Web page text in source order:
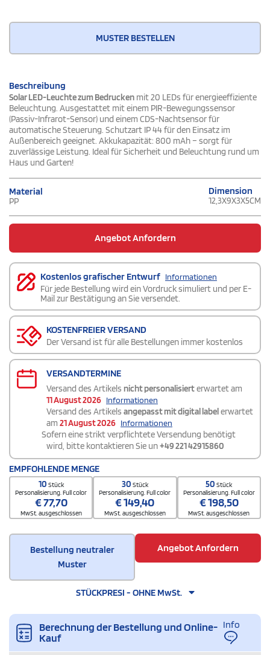
MUSTER BESTELLEN
Beschreibung
Solar LED-Leuchte zum Bedrucken mit 20 LEDs für energieeffiziente
Beleuchtung. Ausgestattet mit einem PIR-Bewegungssensor
(Passiv-Infrarot-Sensor) und einem CDS-Nachtsensor für
automatische Steuerung. Schutzart IP 44 für den Einsatz im
Außenbereich geeignet. Akkukapazität: 800 mAh – sorgt für
zuverlässige Leistung. Ideal für Sicherheit und Beleuchtung rund um
Haus und Garten!
Material
PP
Dimension
12,3X9X3X5CM
Angebot Anfordern
Kostenlos grafischer Entwurf Informationen
Für jede Bestellung wird ein Vordruck simuliert und per E-
Mail zur Bestätigung an Sie versendet.
KOSTENFREIER VERSAND
Der Versand ist für alle Bestellungen immer kostenlos
VERSANDTERMINE
Versand des Artikels nicht personalisierterwartet am
11 August 2026 Informationen
Versand des Artikels angepasst mit digital label erwartet
am 21 August 2026 Informationen
Sofern eine strikt verpflichtete Versendung benötigt
wird, bitte kontaktieren Sie un+49 221 42915860
EMPFOHLENDE MENGE
10 Stück
Personalisierung. Full color
€77,70
MwSt. ausgeschlossen
30 Stück
Personalisierung. Full color
€149,40
MwSt. ausgeschlossen
50Stück
Personalisierung. Full color
€198,50
MwSt. ausgeschlossen
Bestellung neutraler
Muster
Angebot Anfordern
STÜCKPRESI - OHNE MwSt.
Berechnung der Bestellung und Online-
Kauf
Info